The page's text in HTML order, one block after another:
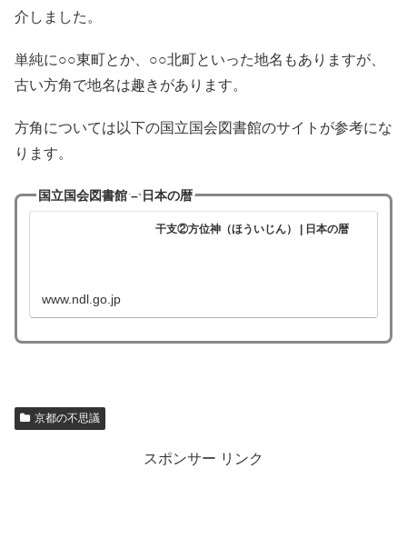
介しました。
単純に○○東町とか、○○北町といった地名もありますが、
古い方角で地名は趣きがあります。
方角については以下の国立国会図書館のサイトが参考にな
ります。
国立国会図書館 – 日本の暦
干支②方位神（ほういじん） | 日本の暦
www.ndl.go.jp
京都の不思議
スポンサー リンク